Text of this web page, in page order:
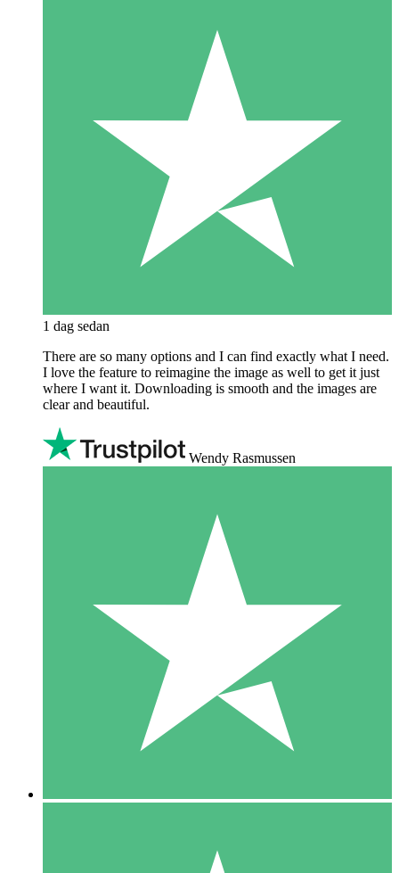
1 dag sedan
There are so many options and I can find exactly what I need.
I love the feature to reimagine the image as well to get it just
where I want it. Downloading is smooth and the images are
clear and beautiful.
Wendy Rasmussen